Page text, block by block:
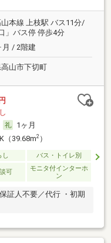
山本線 上枝駅 バス11分/
」バス停 停歩4分
月 / 2階建
山市下切町
1ヶ月
（39.68m2）
し バス・トイレ別
可
モニタ付インターホ
ン
証人不要／代行 ・初期